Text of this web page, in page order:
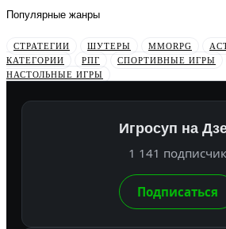
Популярные жанры
СТРАТЕГИИ ШУТЕРЫ MMORPG
КАТЕГОРИИ
РПГ СПОРТИВНЫЕ ИГРЫ
НАСТОЛЬНЫЕ ИГРЫ
Игросуп на
1 141 подписчик
Подписаться